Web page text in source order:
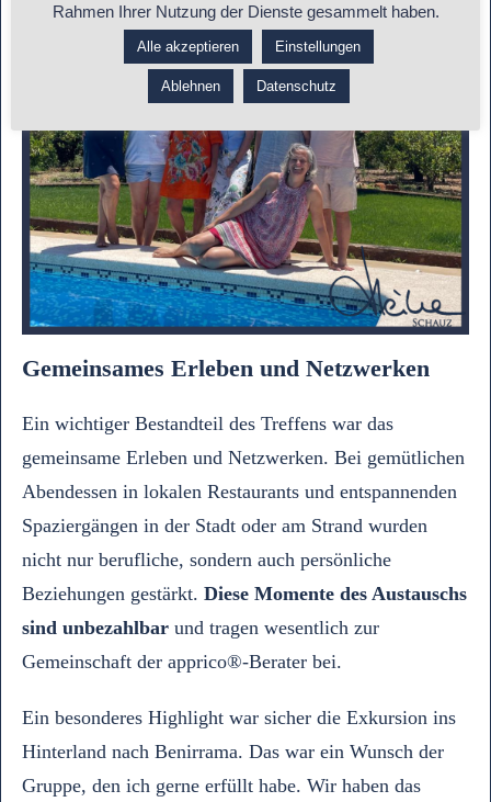
Gemeinsames Erleben und Netzwerken
Ein wichtiger Bestandteil des Treffens war das
gemeinsame Erleben und Netzwerken. Bei gemütlichen
Abendessen in lokalen Restaurants und entspannenden
Spaziergängen in der Stadt oder am Strand wurden
nicht nur berufliche, sondern auch persönliche
Beziehungen gestärkt. Diese Momente des Austauschs
sind unbezahlbar und tragen wesentlich zur
Gemeinschaft der apprico®-Berater bei.
Ein besonderes Highlight war sicher die Exkursion ins
Hinterland nach Benirrama. Das war ein Wunsch der
Gruppe, den ich gerne erfüllt habe. Wir haben das
Rahmen Ihrer Nutzung der Dienste gesammelt haben.
Alle akzeptieren Einstellungen
Ablehnen Datenschutz